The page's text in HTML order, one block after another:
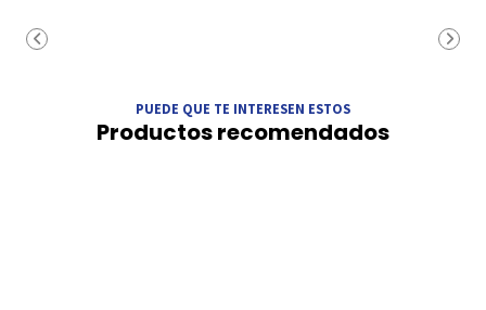
PUEDE QUE TE INTERESEN ESTOS
Productos recomendados